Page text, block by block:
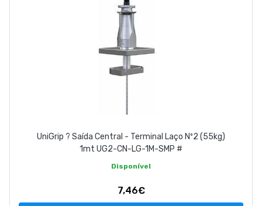
UniGrip ? Saída Central - Terminal Laço Nº2 (55kg)
1mt UG2-CN-LG-1M-SMP #
Disponível
7,46€